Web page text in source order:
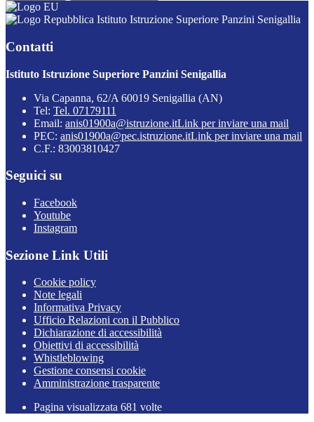
Istituto Istruzione Superiore Panzini Senigallia
Contatti
Istituto Istruzione Superiore Panzini Senigallia
Via Capanna, 62/A 60019 Senigallia (AN)
Tel: Tel. 07179111
Email: anis01900a@istruzione.itLink per inviare una mail
PEC: anis01900a@pec.istruzione.itLink per inviare una mail
C.F.: 83003810427
Seguici su
Facebook
Youtube
Instagram
Sezione Link Utili
Cookie policy
Note legali
Informativa Privacy
Ufficio Relazioni con il Pubblico
Dichiarazione di accessibilità
Obiettivi di accessibilità
Whistleblowing
Gestione consensi cookie
Amministrazione trasparente
Pagina visualizzata 681 volte